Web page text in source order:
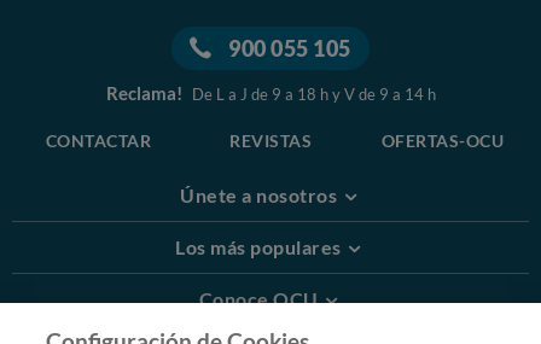
900 055 105
Reclama! De L a J de 9 a 18 h y V de 9 a 14 h
CONTACTAR REVISTAS OFERTAS-OCU
Únete a nosotros
Los más populares
Conoce OCU